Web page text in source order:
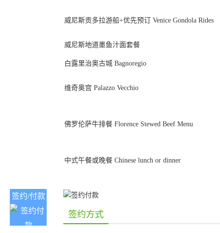
威尼斯贡多拉游船+优先预订 Venice Gondola Rides
威尼斯地道墨鱼汁面套餐
白露里治奥古城 Bagnoregio
维奇奥宫 Palazzo Vecchio
佛罗伦萨牛排餐 Florence Stewed Beef Menu
中式午餐或晚餐 Chinese lunch or dinner
签约/付款
签约方式